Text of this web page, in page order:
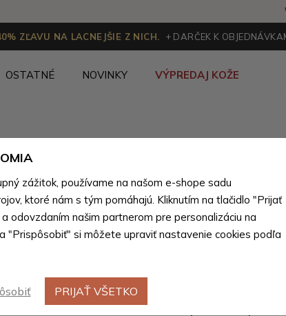
ZĽAVU NA LACNEJŠIE Z NICH. + DARČEK K
OSTATNÉ NOVINKY VÝPREDAJ KOŽE
Svetlomodrá
dámska
zážitok, používame na našom e-shope sadu
ktoré nám s tým pomáhajú. Kliknutím na tlačidlo "Prijať
odovzdaním našim partnerom pre personalizáciu na
"Prispôsobiť" si môžete upraviť nastavenie cookies podľa
PRIJAŤ VŠETKO